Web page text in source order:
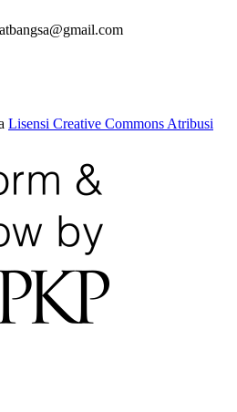
Lisensi Creative Commons Atribusi